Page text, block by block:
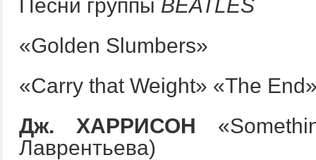
Песни группы BEATLES
«Golden Slumbers»
«Carry that Weight» «The
Дж. ХАРРИСОН
Лаврентьева)